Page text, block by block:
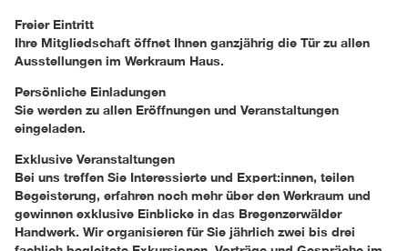
Freier Eintritt
Ihre Mitgliedschaft öffnet Ihnen ganzjährig die Tür zu allen
Ausstellungen im Werkraum Haus.
Persönliche Einladungen
Sie werden zu allen Eröffnungen und Veranstaltungen
eingeladen.
Exklusive Veranstaltungen
Bei uns treffen Sie Interessierte und Expert:innen, teilen
Begeisterung, erfahren noch mehr über den Werkraum und
gewinnen exklusive Einblicke in das Bregenzerwälder
Handwerk. Wir organisieren für Sie jährlich zwei bis drei